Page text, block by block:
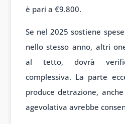
è pari a €9.800.
Se nel 2025 sostiene
nello stesso anno, altri
al tetto, dovrà
complessiva. La parte
produce detrazione,
agevolativa avrebbe